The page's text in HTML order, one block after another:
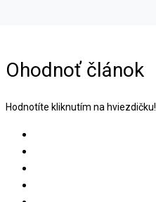
Ohodnoť článok
Hodnotíte kliknutím na hviezdičku!